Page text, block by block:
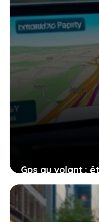
Gps au volant :
pas risquer une
6 mai 2026